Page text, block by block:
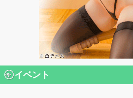
イベント